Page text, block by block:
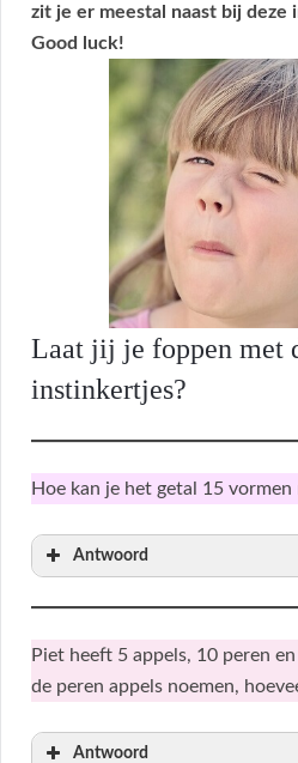
zit je er meestal naast bij deze
Good luck!
Laat jij je foppen met
instinkertjes?
Hoe kan je het getal 15
Antwoord
Piet heeft 5 appels, 10 peren
de peren appels noemen,
Antwoord